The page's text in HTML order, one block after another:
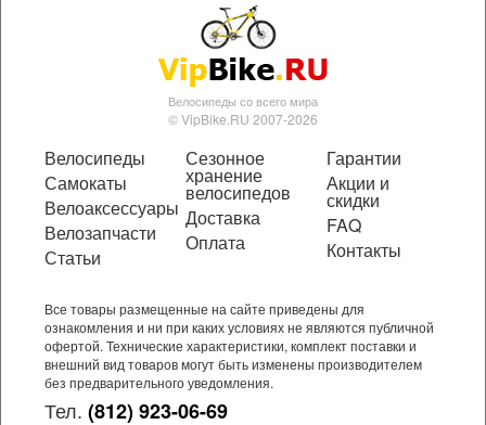
Велосипеды со всего мира
© VipBike.RU 2007-2026
Велосипеды
Самокаты
Велоаксессуары
Велозапчасти
Статьи
Сезонное
хранение
велосипедов
Доставка
Оплата
Гарантии
Акции и
скидки
FAQ
Контакты
Все товары размещенные на сайте приведены для
ознакомления и ни при каких условиях не являются публичной
офертой. Технические характеристики, комплект поставки и
внешний вид товаров могут быть изменены производителем
без предварительного уведомления.
Тел. (812) 923-06-69